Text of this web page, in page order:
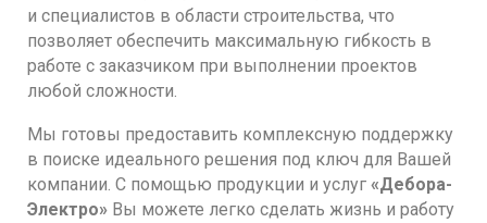
и специалистов в области строительства, что
позволяет обеспечить максимальную гибкость в
работе с заказчиком при выполнении проектов
любой сложности.
Мы готовы предоставить комплексную поддержку
в поиске идеального решения под ключ для Вашей
компании. С помощью продукции и услуг «Дебора-
Электро» Вы можете легко сделать жизнь и работу